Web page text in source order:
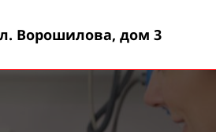
Ворошилова, дом 3